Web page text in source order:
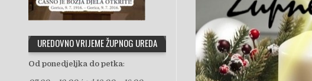
UREDOVNO VRIJEME ŽUPNOG UREDA
Od ponedjeljka do petka: